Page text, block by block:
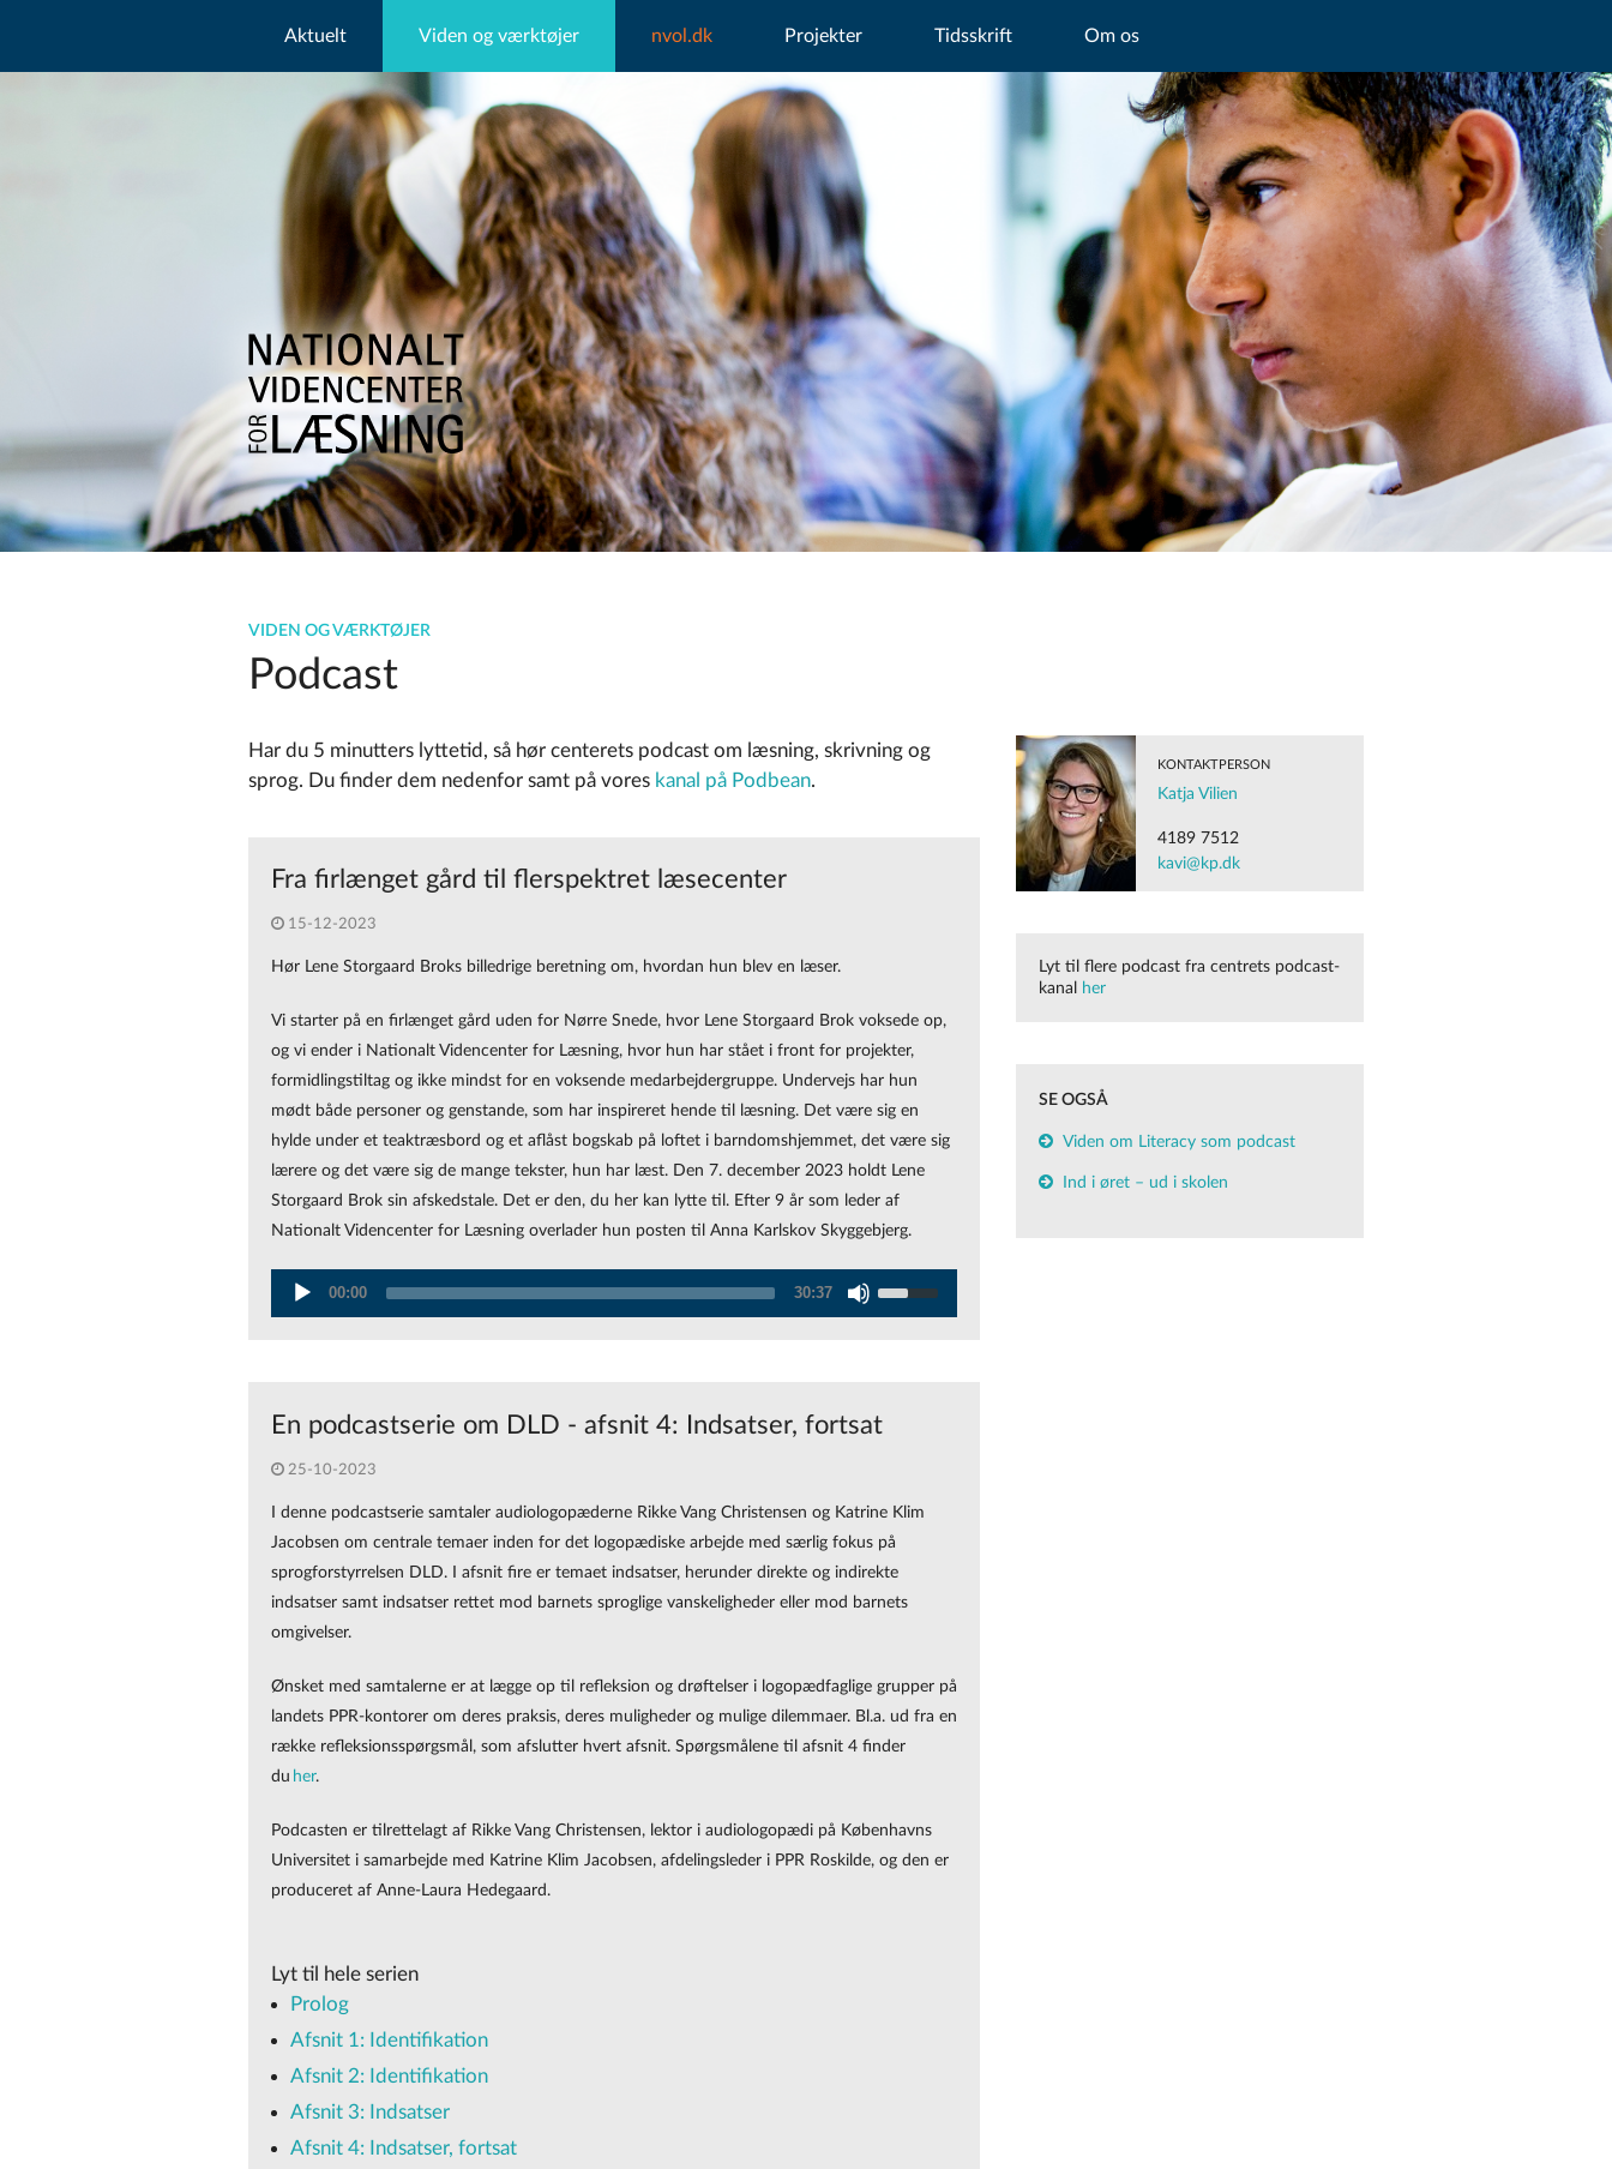
Aktuelt Viden og værktøjer nvol.dk Projekter Tidsskrift Om os
VIDEN OG VÆRKTØJER
Podcast
Har du 5 minutters lyttetid, så hør centerets podcast om læsning, skrivning og
sprog. Du finder dem nedenfor samt på vores kanal på Podbean.
Fra firlænget gård til flerspektret læsecenter
15-12-2023
Hør Lene Storgaard Broks billedrige beretning om, hvordan hun blev en læser.
Vi starter på en firlænget gård uden for Nørre Snede, hvor Lene Storgaard Brok voksede op,
og vi ender i Nationalt Videncenter for Læsning, hvor hun har stået i front for projekter,
formidlingstiltag og ikke mindst for en voksende medarbejdergruppe. Undervejs har hun
mødt både personer og genstande, som har inspireret hende til læsning. Det være sig en
hylde under et teaktræsbord og et aflåst bogskab på loftet i barndomshjemmet, det være sig
lærere og det være sig de mange tekster, hun har læst. Den 7. december 2023 holdt Lene
Storgaard Brok sin afskedstale. Det er den, du her kan lytte til. Efter 9 år som leder af
Nationalt Videncenter for Læsning overlader hun posten til Anna Karlskov Skyggebjerg.
Audio
00:00 30:37
Up/Down
increase
volume.
En podcastserie om DLD - afsnit 4: Indsatser, fortsat
25-10-2023
I denne podcastserie samtaler audiologopæderne Rikke Vang Christensen og Katrine Klim
Jacobsen om centrale temaer inden for det logopædiske arbejde med særlig fokus på
sprogforstyrrelsen DLD. I afsnit fire er temaet indsatser, herunder direkte og indirekte
indsatser samt indsatser rettet mod barnets sproglige vanskeligheder eller mod barnets
omgivelser.
Ønsket med samtalerne er at lægge op til refleksion og drøftelser i logopædfaglige grupper på
landets PPR-kontorer om deres praksis, deres muligheder og mulige dilemmaer. Bl.a. ud fra en
række refleksionsspørgsmål, som afslutter hvert afsnit. Spørgsmålene til afsnit 4 finder
du her.
Podcasten er tilrettelagt af Rikke Vang Christensen, lektor i audiologopædi på Københavns
Universitet i samarbejde med Katrine Klim Jacobsen, afdelingsleder i PPR Roskilde, og den er
produceret af Anne-Laura Hedegaard.
Lyt til hele serien
Prolog
Afsnit 1: Identifikation
Afsnit 2: Identifikation
Afsnit 3: Indsatser
Afsnit 4: Indsatser, fortsat
KONTAKTPERSON
Katja Vilien
4189 7512
kavi@kp.dk
Lyt til flere podcast fra centrets podcast-
kanal
her
SE OGSÅ
Viden om Literacy som podcast
Ind i øret – ud i skolen